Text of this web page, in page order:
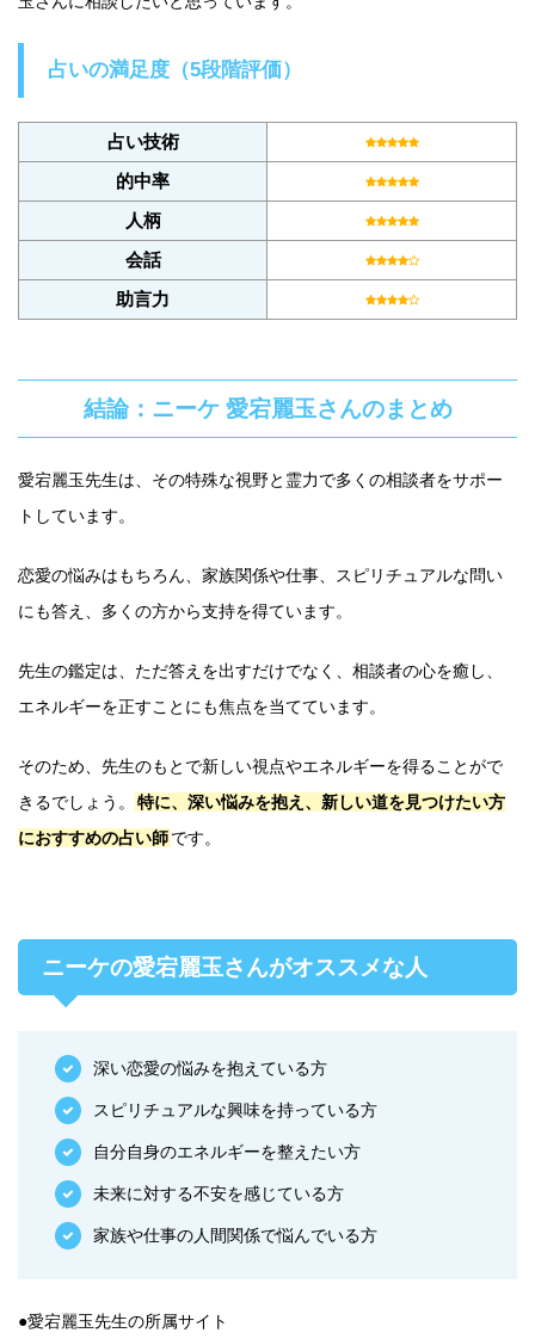
占いの満足度（5段階評価）
占い技術
的中率
人柄
会話
助言力
結論：ニーケ 愛宕麗玉さんのまとめ
愛宕麗玉先生は、その特殊な視野と霊力で多くの相談者をサポー
トしています。
恋愛の悩みはもちろん、家族関係や仕事、スピリチュアルな問い
にも答え、多くの方から支持を得ています。
先生の鑑定は、ただ答えを出すだけでなく、相談者の心を癒し、
エネルギーを正すことにも焦点を当てています。
そのため、先生のもとで新しい視点やエネルギーを得ることがで
きるでしょう。
特に、深い悩みを抱え、新しい道を見つけたい方
におすすめの占い師です。
ニーケの愛宕麗玉さんがオススメな人
深い恋愛の悩みを抱えている方
スピリチュアルな興味を持っている方
自分自身のエネルギーを整えたい方
未来に対する不安を感じている方
家族や仕事の人間関係で悩んでいる方
●愛宕麗玉先生の所属サイト